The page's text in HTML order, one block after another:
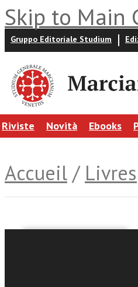
Skip to Main
Gruppo Editoriale Studium
Riviste Novità Ebooks
Accueil / Livres